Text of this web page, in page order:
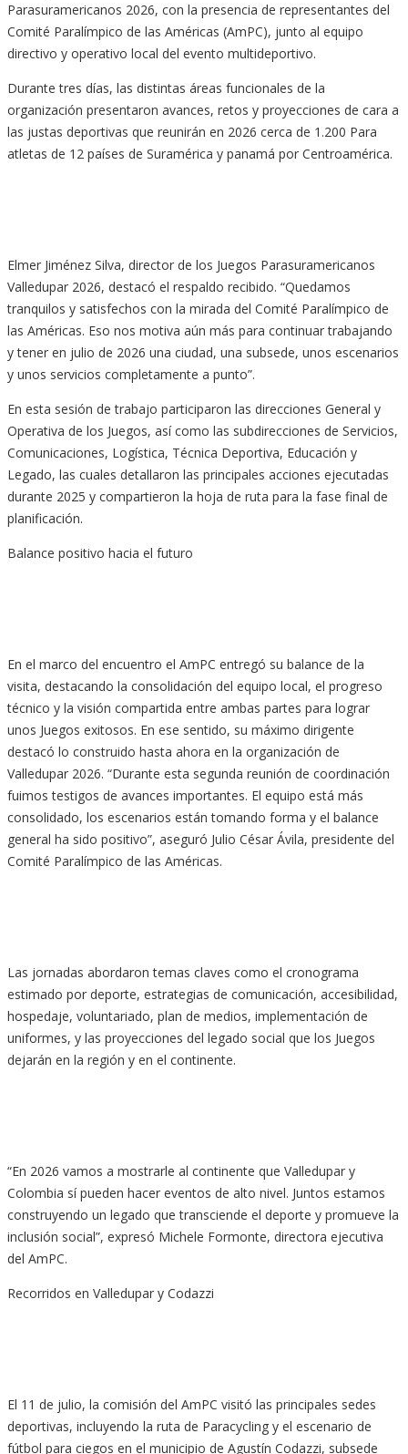
Parasuramericanos 2026, con la presencia de representantes del
Comité Paralímpico de las Américas (AmPC), junto al equipo
directivo y operativo local del evento multideportivo.
Durante tres días, las distintas áreas funcionales de la
organización presentaron avances, retos y proyecciones de cara a
las justas deportivas que reunirán en 2026 cerca de 1.200 Para
atletas de 12 países de Suramérica y panamá por Centroamérica.
Elmer Jiménez Silva, director de los Juegos Parasuramericanos
Valledupar 2026, destacó el respaldo recibido. “Quedamos
tranquilos y satisfechos con la mirada del Comité Paralímpico de
las Américas. Eso nos motiva aún más para continuar trabajando
y tener en julio de 2026 una ciudad, una subsede, unos escenarios
y unos servicios completamente a punto”.
En esta sesión de trabajo participaron las direcciones General y
Operativa de los Juegos, así como las subdirecciones de Servicios,
Comunicaciones, Logística, Técnica Deportiva, Educación y
Legado, las cuales detallaron las principales acciones ejecutadas
durante 2025 y compartieron la hoja de ruta para la fase final de
planificación.
Balance positivo hacia el futuro
En el marco del encuentro el AmPC entregó su balance de la
visita, destacando la consolidación del equipo local, el progreso
técnico y la visión compartida entre ambas partes para lograr
unos Juegos exitosos. En ese sentido, su máximo dirigente
destacó lo construido hasta ahora en la organización de
Valledupar 2026. “Durante esta segunda reunión de coordinación
fuimos testigos de avances importantes. El equipo está más
consolidado, los escenarios están tomando forma y el balance
general ha sido positivo”, aseguró Julio César Ávila, presidente del
Comité Paralímpico de las Américas.
Las jornadas abordaron temas claves como el cronograma
estimado por deporte, estrategias de comunicación, accesibilidad,
hospedaje, voluntariado, plan de medios, implementación de
uniformes, y las proyecciones del legado social que los Juegos
dejarán en la región y en el continente.
“En 2026 vamos a mostrarle al continente que Valledupar y
Colombia sí pueden hacer eventos de alto nivel. Juntos estamos
construyendo un legado que transciende el deporte y promueve la
inclusión social”, expresó Michele Formonte, directora ejecutiva
del AmPC.
Recorridos en Valledupar y Codazzi
El 11 de julio, la comisión del AmPC visitó las principales sedes
deportivas, incluyendo la ruta de Paracycling y el escenario de
fútbol para ciegos en el municipio de Agustín Codazzi, subsede